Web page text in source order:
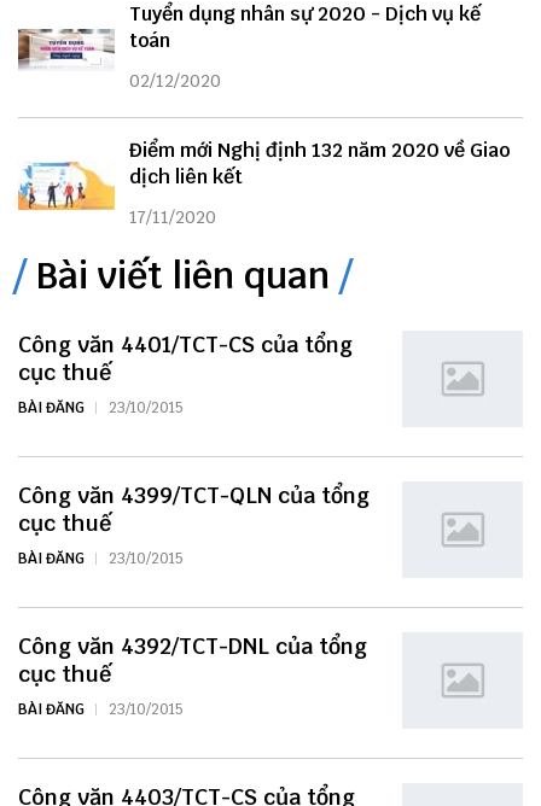
Tuyển dụng nhân sự 2020 - Dịch vụ kế
toán
02/12/2020
Điểm mới Nghị định 132 năm 2020 về Giao
dịch liên kết
17/11/2020
Bài viết liên quan
Công văn 4401/TCT-CS của tổng
cục thuế
BÀI ĐĂNG 23/10/2015
Công văn 4399/TCT-QLN của tổng
cục thuế
BÀI ĐĂNG 23/10/2015
Công văn 4392/TCT-DNL của tổng
cục thuế
BÀI ĐĂNG 23/10/2015
Công văn 4403/TCT-CS của tổng